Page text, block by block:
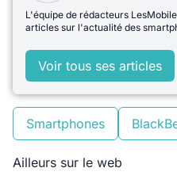
L'équipe de rédacteurs
articles sur l'actualité des
Voir tous ses articles
Smartphones
Ailleurs sur le web